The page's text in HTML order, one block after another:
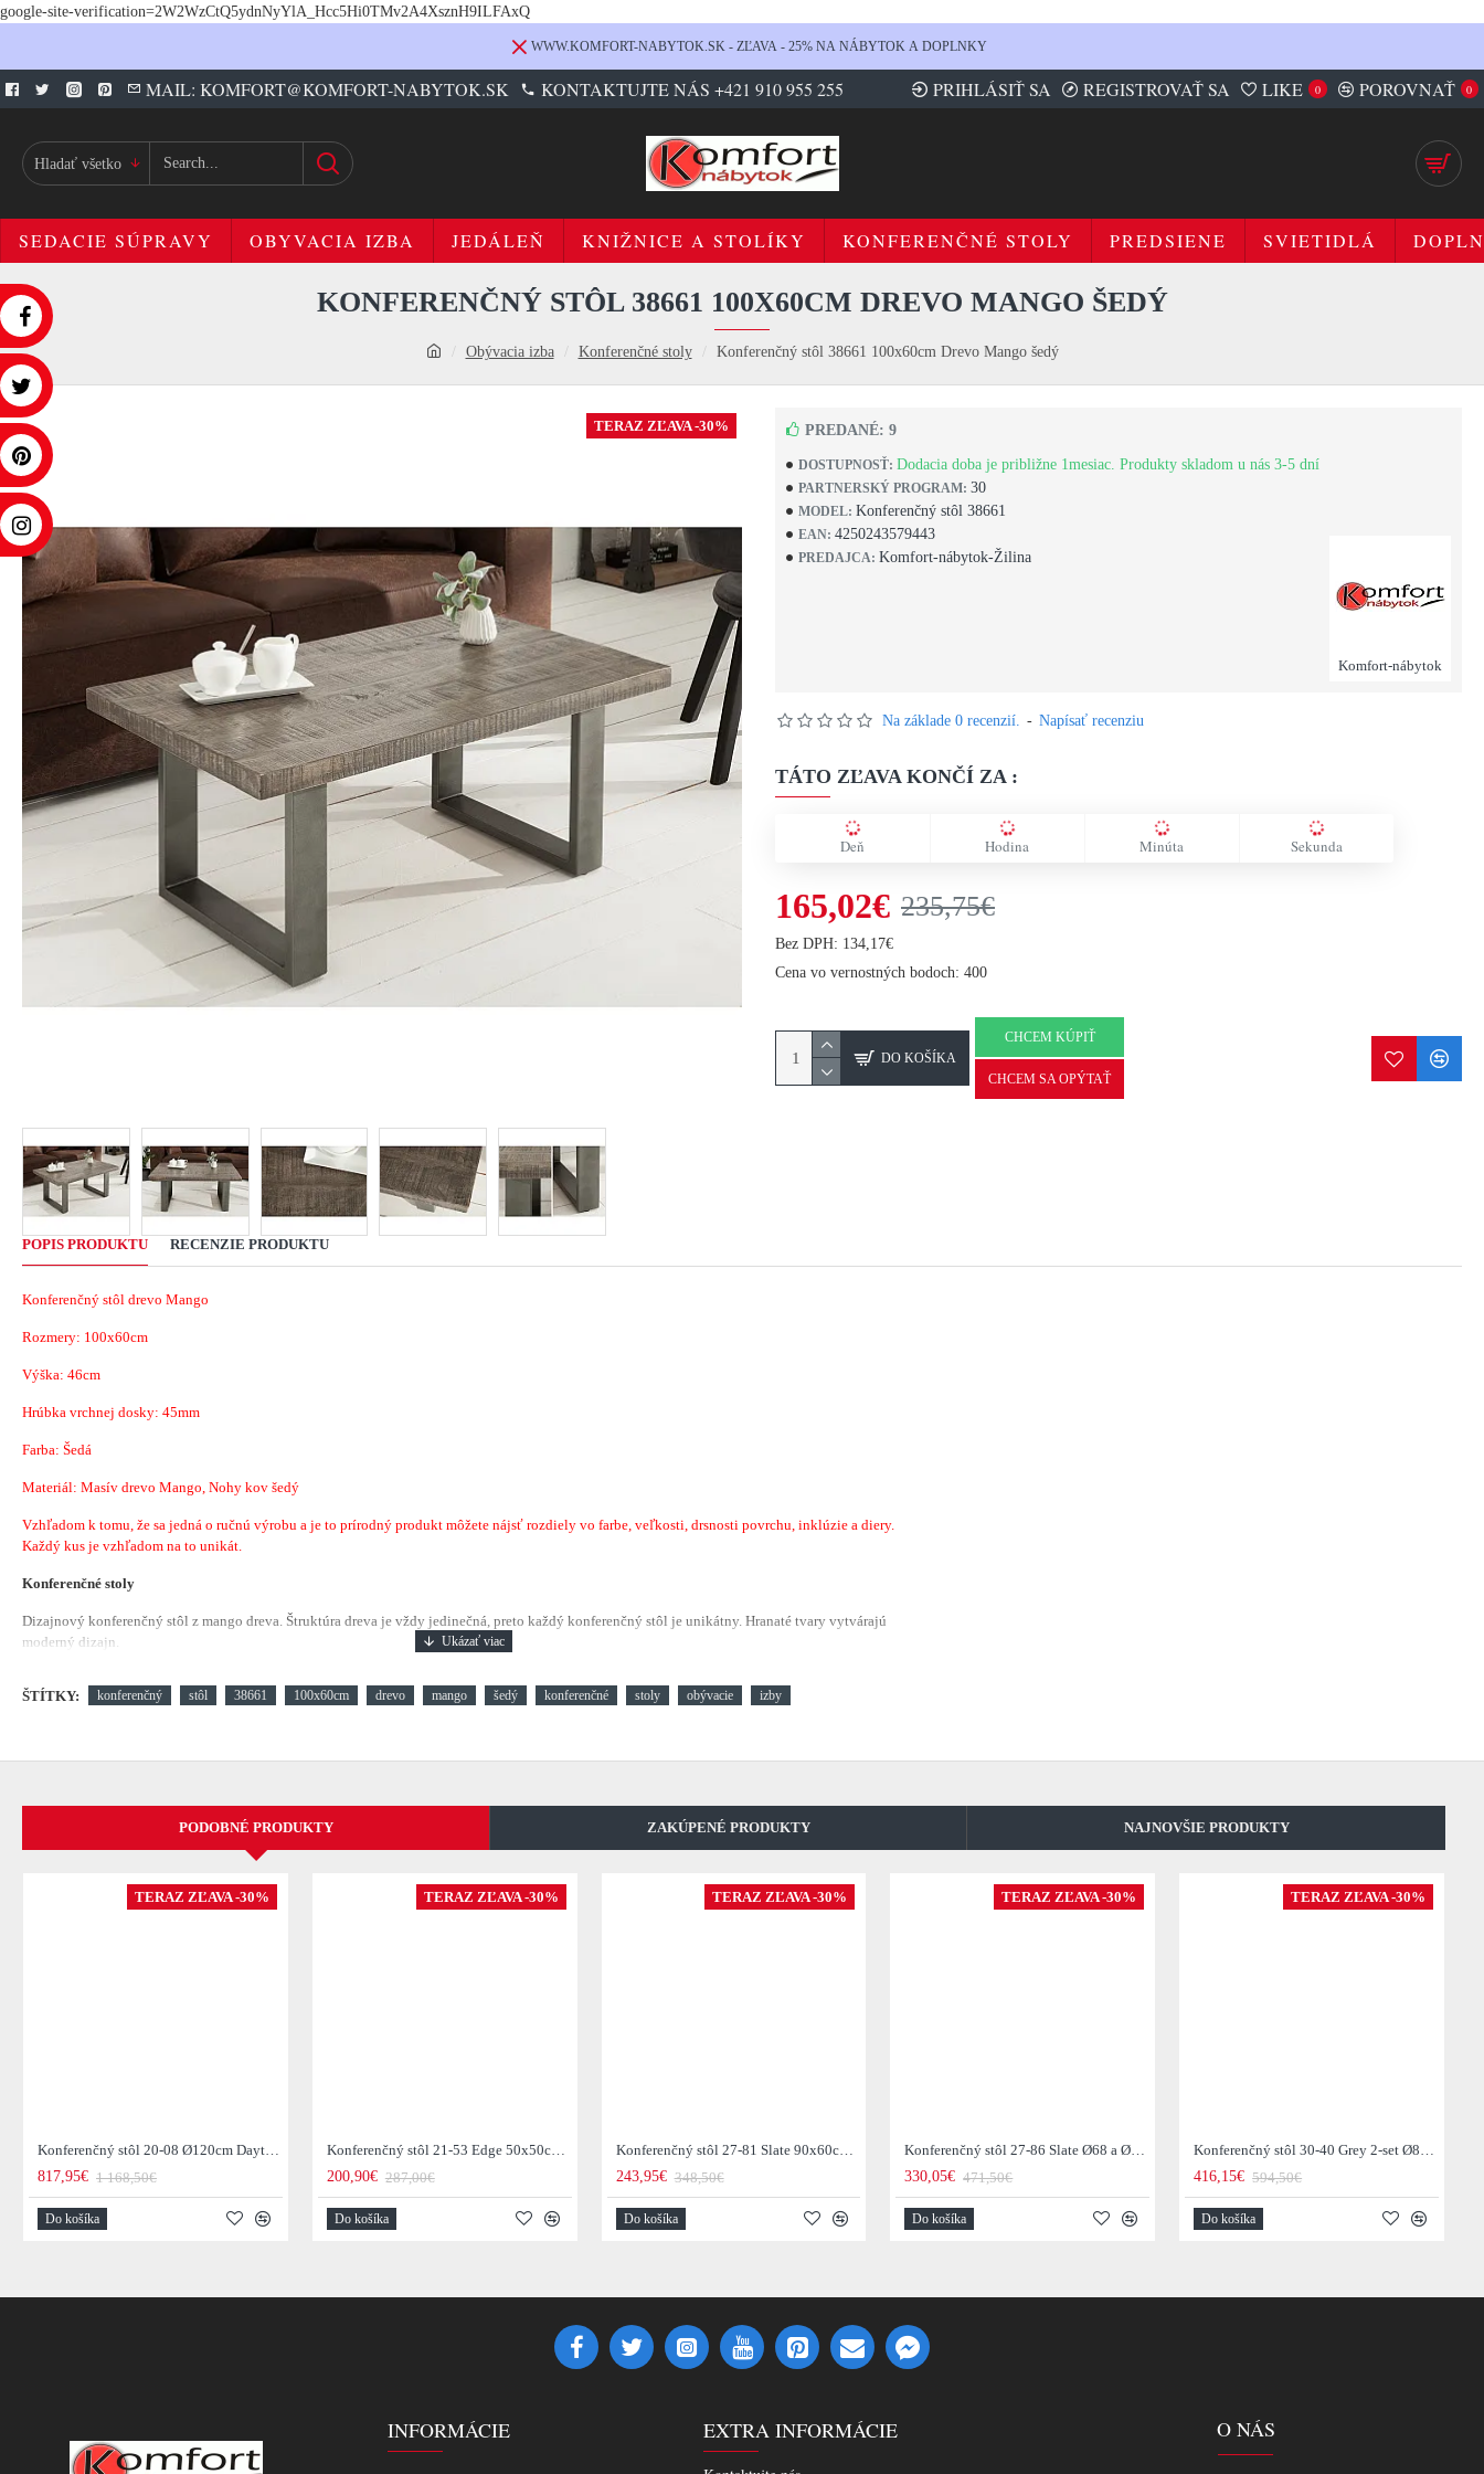
google-site-verification=2W2WzCtQ5ydnNyYlA_Hcc5Hi0TMv2A4XsznH9ILFAxQ
WWW.KOMFORT-NABYTOK.SK - ZĽAVA - 25% NA NÁBYTOK A DOPLNKY
MAIL: KOMFORT@KOMFORT-NABYTOK.SK KONTAKTUJTE NÁS +421 910 955 255 PRIHLÁSIŤ SA REGISTROVAŤ SA LIKE 0 POROVNAŤ 0
Hladať všetko
SEDACIE SÚPRAVY OBYVACIA IZBA JEDÁLEŇ KNIŽNICE A STOLÍKY KONFERENČNÉ STOLY PREDSIENE SVIETIDLÁ
Obývacia izba Konferenčné stoly Konferenčný stôl 38661 100x60cm Drevo Mango šedý
KONFERENČNÝ STÔL 38661 100X60CM DREVO MANGO ŠEDÝ
TERAZ ZĽAVA -30%
DOSTUPNOSŤ: Dodacia doba je približne 1mesiac. Produkty skladom u nás 3-5 dní
PARTNERSKÝ PROGRAM: 30
MODEL: Konferenčný stôl 38661
EAN: 4250243579443
PREDAJCA: Komfort-nábytok-Žilina
Komfort-nábytok
PREDANÉ: 9
Na základe 0 recenzií. - Napísať recenziu
TÁTO ZĽAVA KONČÍ ZA :
Deň Hodina Minúta Sekunda
165,02€ 235,75€
Bez DPH: 134,17€
Cena vo vernostných bodoch: 400
DO KOŠÍKA
CHCEM KÚPIŤ
CHCEM SA OPÝTAŤ
POPIS PRODUKTU RECENZIE PRODUKTU
Konferenčný stôl drevo Mango
Rozmery: 100x60cm
Výška: 46cm
Hrúbka vrchnej dosky: 45mm
Farba: Šedá
Materiál: Masív drevo Mango, Nohy kov šedý
Vzhľadom k tomu, že sa jedná o ručnú výrobu a je to prírodný produkt môžete nájsť rozdiely vo farbe, veľkosti, drsnosti povrchu, inklúzie a diery.
Každý kus je vzhľadom na to unikát.
Konferenčné stoly
Dizajnový konferenčný stôl z mango dreva. Štruktúra dreva je vždy jedinečná, preto každý konferenčný stôl je unikátny. Hranaté tvary vytvárajú
moderný dizajn.
ŠTÍTKY: konferenčný stôl 38661 100x60cm drevo mango šedý konferenčné stoly obývacie izby
PODOBNÉ PRODUKTY ZAKÚPENÉ PRODUKTY NAJNOVŠIE PRODUKTY
TERAZ ZĽAVA -30%
Konferenčný stôl 20-08 Ø120cm Daytona Drevo Orech-Saja
817,95€ 1 168,50€
Do košíka
TERAZ ZĽAVA -30%
Konferenčný stôl 21-53 Edge 50x50cm 4-set Drevo Acacia
200,90€ 287,00€
Do košíka
TERAZ ZĽAVA -30%
Konferenčný stôl 27-81 Slate 90x60cm 2-set Mix
243,95€ 348,50€
Do košíka
TERAZ ZĽAVA -30%
Konferenčný stôl 27-86 Slate Ø68 a Ø55cm 2-set
330,05€ 471,50€
Do košíka
TERAZ ZĽAVA -30%
Konferenčný stôl 30-40 Grey 2-set Ø80 a Ø60cm Drevo Teak
416,15€ 594,50€
Do košíka
INFORMÁCIE EXTRA INFORMÁCIE O NÁS